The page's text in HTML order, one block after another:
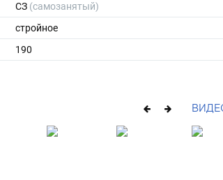
СЗ (самозанятый)
стройное
190